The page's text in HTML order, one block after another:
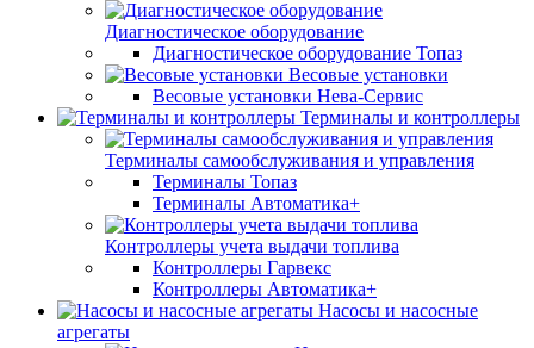
Диагностическое оборудование
Диагностическое оборудование Топаз
Весовые установки
Весовые установки Нева-Сервис
Терминалы и контроллеры
Терминалы самообслуживания и управления
Терминалы Топаз
Терминалы Автоматика+
Контроллеры учета выдачи топлива
Контроллеры Гарвекс
Контроллеры Автоматика+
Насосы и насосные
агрегаты